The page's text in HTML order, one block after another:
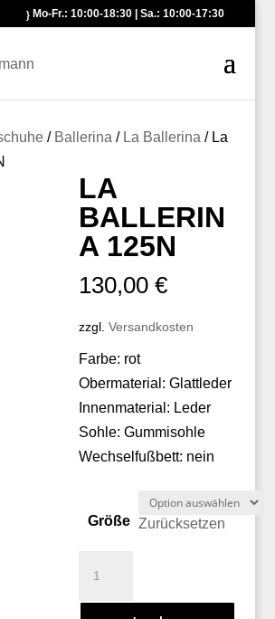
Mo-Fr.: 10:00-18:30 | Sa.: 10:00-17:30
/ Ballerina / La Ballerina / La
LA
BALLERIN
A 125N
130,00€
zzgl.Versandkosten
Farbe: rot
Obermaterial: Glattleder
Innenmaterial: Leder
Sohle: Gummisohle
Wechselfußbett: nein
Größe Zurücksetzen